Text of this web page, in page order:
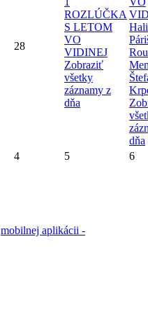
28
ROZLÚČKA
S LETOM
VO
VIDINEJ
Zobraziť
všetky
záznamy z
dňa
dňa
4 5 6
mobilnej aplikácii -